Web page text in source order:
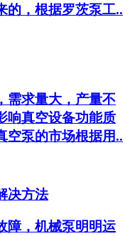
的，根据罗茨泵工..
求量大，产量不
响真空设备功能质
空泵的市场根据用..
决方法
障，机械泵明明运